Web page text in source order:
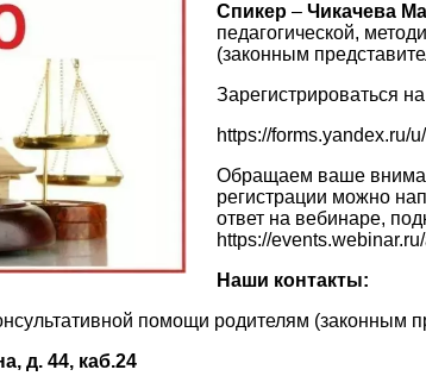
Спикер – Чикачева
педагогической,
(законным
Зарегистрироваться
https://forms.yandex.ru/
Обращаем ваше
регистрации можно
ответ на вебинаре,
https://
Наши контакты:
помощи родителям (законным
д. 44, каб.24